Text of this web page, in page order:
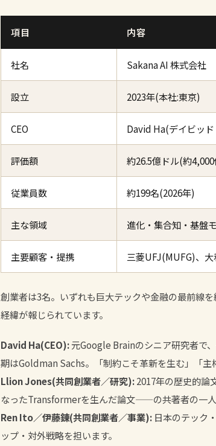
項目 内容
社名 Sakana AI 株式会社
設立 2023年(本社:東京)
CEO David Ha(デイビッ
評価額 約26.5億ドル(約
従業員数 約199名(2026年)
主な領域 進化・集合知・基盤
主要顧客・提携 三菱UFJ(MUFG)、
創業者は3名。いずれも巨大テックや金融の最前線
経緯が報じられています。
David Ha(CEO):元Google Brainのシニア研究者で
期はGoldman Sachs。「制約こそ革新を生む」「主
Llion Jones(共同創業者／研究):2017年の歴史的
なったTransformerを生んだ論文——の共著者の一人
Ren Ito／伊藤錬(共同創業者／事業): 日本のテック
ップ・対外戦略を担います。